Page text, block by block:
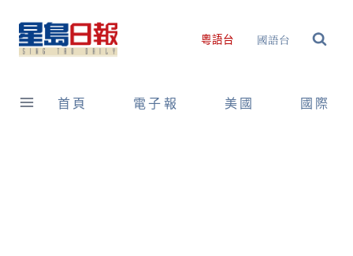
content
粵語台 國語台
首頁 電子報 美國 國際